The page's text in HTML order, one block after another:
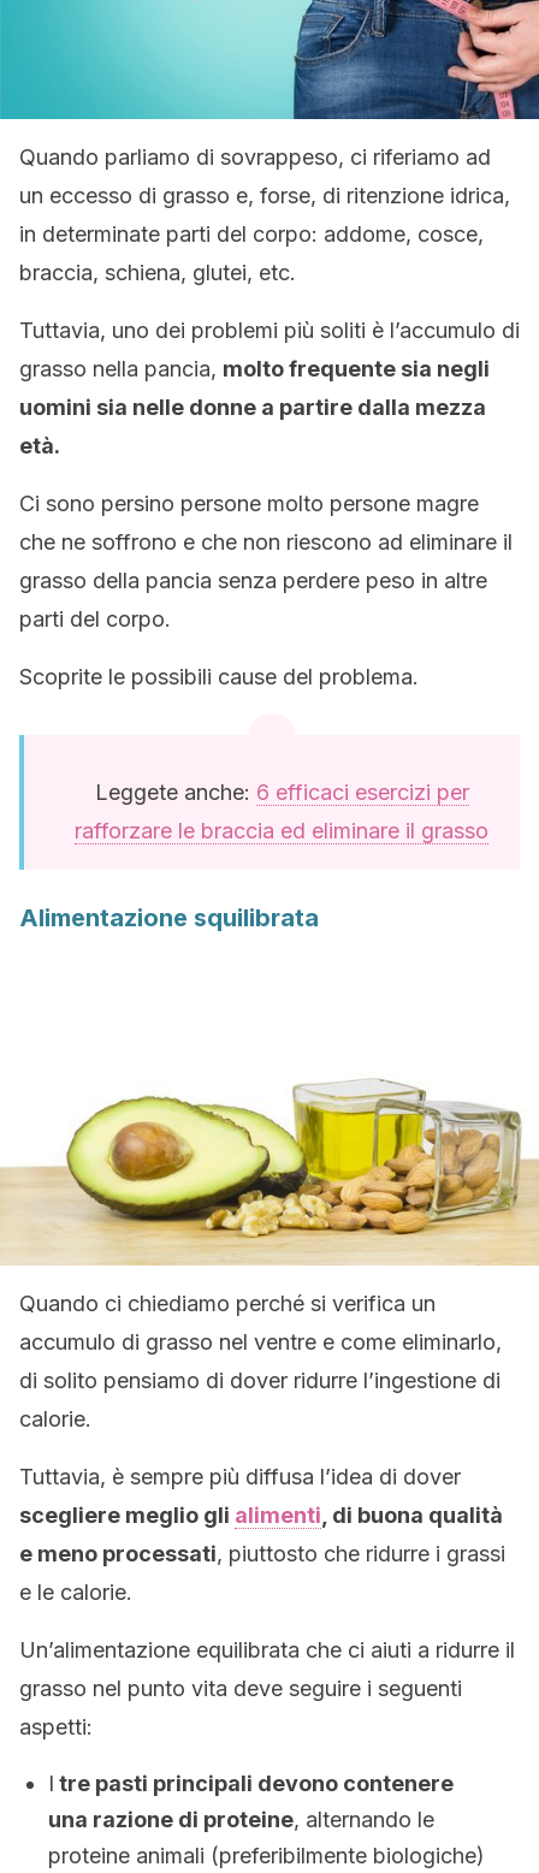
Quando parliamo di sovrappeso, ci riferiamo ad
un eccesso di grasso e, forse, di ritenzione idrica,
in determinate parti del corpo: addome, cosce,
braccia, schiena, glutei, etc.
Tuttavia, uno dei problemi più soliti è l’accumulo di
grasso nella pancia, molto frequente sia negli
uomini sia nelle donne a partire dalla mezza
età.
Ci sono persino persone molto persone magre
che ne soffrono e che non riescono ad eliminare il
grasso della pancia senza perdere peso in altre
parti del corpo.
Scoprite le possibili cause del problema.
Leggete anche: 6 efficaci esercizi per
rafforzare le braccia ed eliminare il grasso
Alimentazione squilibrata
Quando ci chiediamo perché si verifica un
accumulo di grasso nel ventre e come eliminarlo,
di solito pensiamo di dover ridurre l’ingestione di
calorie.
Tuttavia, è sempre più diffusa l’idea di dover
scegliere meglio gli alimenti , di buona qualità
e meno processati, piuttosto che ridurre i grassi
e le calorie.
Un’alimentazione equilibrata che ci aiuti a ridurre il
grasso nel punto vita deve seguire i seguenti
aspetti:
I tre pasti principali devono contenere
una razione di proteine, alternando le
proteine animali (preferibilmente biologiche)